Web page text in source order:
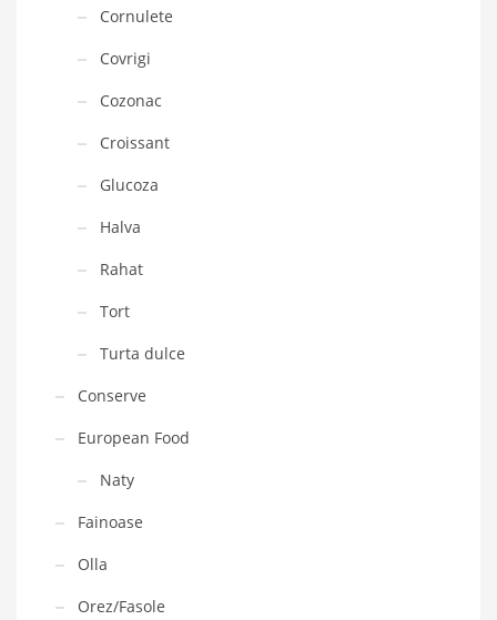
Cornulete
Covrigi
Cozonac
Croissant
Glucoza
Halva
Rahat
Tort
Turta dulce
Conserve
European Food
Naty
Fainoase
Olla
Orez/Fasole